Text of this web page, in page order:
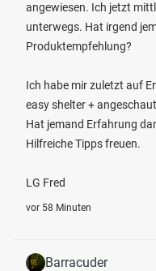
angewiesen. Ich jetzt
unterwegs. Hat irgend
Produktempfehlung?
Ich habe mir zuletzt auf
easy shelter +
Hat jemand Erfahrung
Hilfreiche Tipps freuen.
LG Fred
vor 58 Minuten
Barracuder